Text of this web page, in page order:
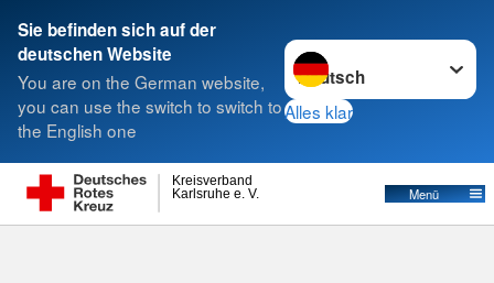
Sie befinden sich auf der
deutschen Website
You are on the German website,
you can use the switch to switch to
the English one
Sprache wechseln zu
Alles klar
Karlsruhe e. V.
Kreisverband
Menü
Suche